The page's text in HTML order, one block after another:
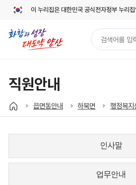
이 누리집은 대한민국 공식전자정부 누리
검
색
직원안내
읍면동안내 하북면 행정복지
인사말
업무안내